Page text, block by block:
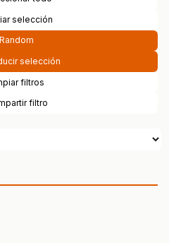
selección
selección
filtros
filtro